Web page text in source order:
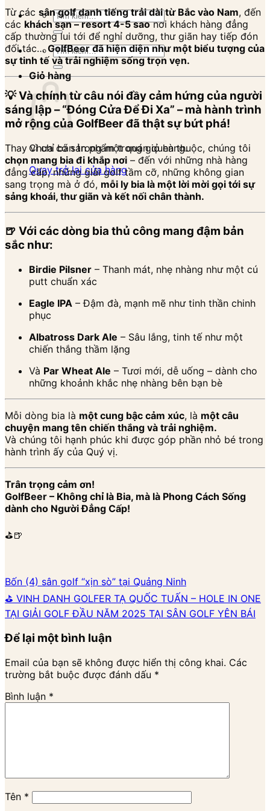
Tìm
kiếm:
Tìm
kiếm:
Giỏ hàng
Chưa có sản phẩm trong giỏ hàng.
Quay trở lại cửa hàng
Từ các sân golf danh tiếng trải dài từ Bắc vào Nam, đến
các khách sạn – resort 4-5 saonơi khách hàng đẳng
cấp thường lui tới để nghỉ dưỡng, thư giãn hay tiếp đón
đối tác…GolfBeer đã hiện diện như một biểu tượng của
sự tinh tế và trải nghiệm sống trọn vẹn.
💡 Và chính từ câu nói đầy cảm hứng của người
sáng lập –“Đóng Cửa Để Đi Xa” – mà hành trình
mở rộng của GolfBeer đã thật sự bứt phá!
Thay vì chỉ bán trong một quán quen thuộc, chúng tôi
chọn mang bia đi khắp nơi – đến với những nhà hàng
đẳng cấp, những giải golf tầm cỡ, những không gian
sang trọng mà ở đó, mỗi ly bia là một lời mời gọi tới sự
sảng khoái, thư giãn và kết nối chân thành.
🍺 Với các dòng bia thủ công mang đậm bản
sắc như:
Birdie Pilsner – Thanh mát, nhẹ nhàng như một cú
putt chuẩn xác
Eagle IPA – Đậm đà, mạnh mẽ như tinh thần chinh
phục
Albatross Dark Ale – Sâu lắng, tinh tế như một
chiến thắng thầm lặng
Và Par Wheat Ale – Tươi mới, dễ uống – dành cho
những khoảnh khắc nhẹ nhàng bên bạn bè
Mỗi dòng bia là một cung bậc cảm xúc, là một câu
chuyện mang tên chiến thắng và trải nghiệm.
Và chúng tôi hạnh phúc khi được góp phần nhỏ bé trong
hành trình ấy của Quý vị.
Trân trọng cảm ơn!
GolfBeer – Không chỉ là Bia, mà là Phong Cách Sống
dành cho Người Đẳng Cấp!
⛳️🍺
Bốn (4) sân golf “xịn sò” tại Quảng Ninh
⛳ VINH DANH GOLFER TẠ QUỐC TUẤN – HOLE IN ONE
TẠI GIẢI GOLF ĐẦU NĂM 2025 TẠI SÂN GOLF YÊN BÁI
Để lại một bình luận
Email của bạn sẽ không được hiển thị công khai. Các
trường bắt buộc được đánh dấu *
Bình luận *
Tên *